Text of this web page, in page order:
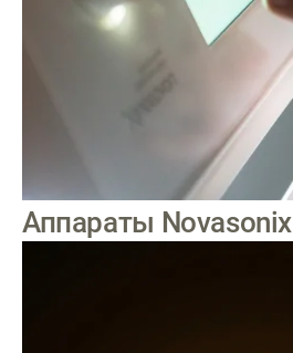
Аппараты Novasonix